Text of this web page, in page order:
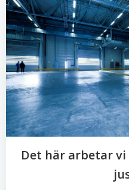
Det här arbetar vi